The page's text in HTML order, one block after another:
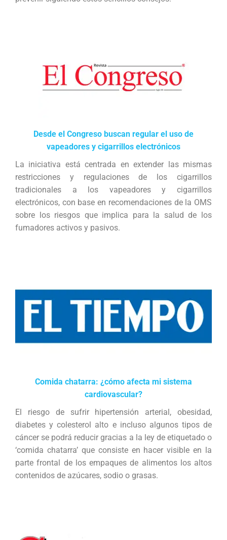
Desde el Congreso buscan regular el uso de
vapeadores y cigarrillos electrónicos
La iniciativa está centrada en extender las mismas
restricciones y regulaciones de los cigarrillos
tradicionales a los vapeadores y cigarrillos
electrónicos, con base en recomendaciones de la OMS
sobre los riesgos que implica para la salud de los
fumadores activos y pasivos.
Comida chatarra: ¿cómo afecta mi sistema
cardiovascular?
El riesgo de sufrir hipertensión arterial, obesidad,
diabetes y colesterol alto e incluso algunos tipos de
cáncer se podrá reducir gracias a la ley de etiquetado o
‘comida chatarra’ que consiste en hacer visible en la
parte frontal de los empaques de alimentos los altos
contenidos de azúcares, sodio o grasas.